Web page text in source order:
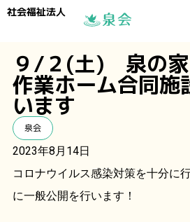
社会福祉法人
９/２(土) 泉の家
作業ホーム合同施
います
泉会
2023年8月14日
コロナウイルス感染対策を十分に
に一般公開を行います！